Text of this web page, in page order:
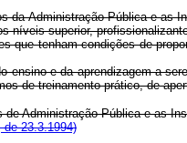
da Administração Pública e as
níveis superior,
que tenham condições de
ensino e da aprendizagem a
de treinamento prático, de
Administração Pública e as
de 23.3.1994)